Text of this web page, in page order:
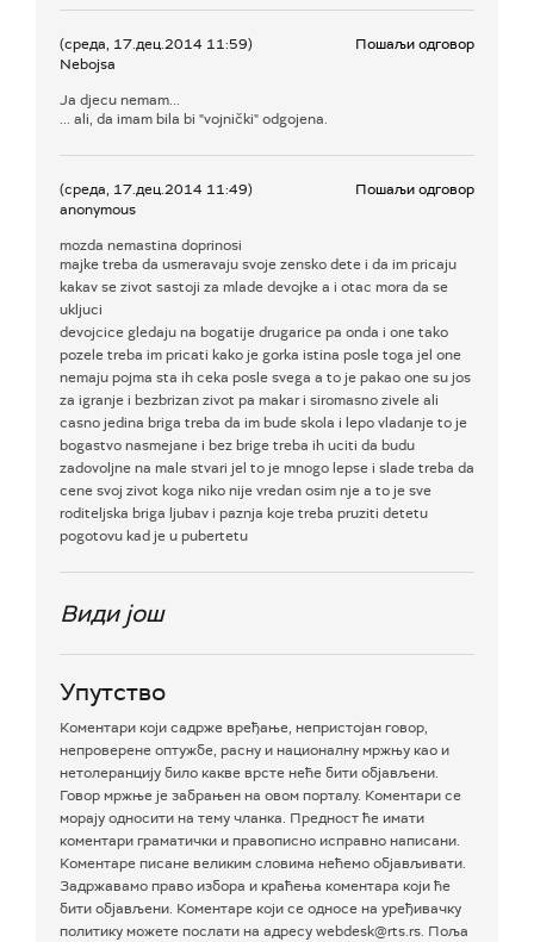
(среда, 17.дец.2014 11:59)
Nebojsa
Пошаљи одговор
Ja djecu nemam...
... ali, da imam bila bi "vojnički" odgojena.
(среда, 17.дец.2014 11:49)
anonymous
Пошаљи одговор
mozda nemastina doprinosi
majke treba da usmeravaju svoje zensko dete i da im pricaju
kakav se zivot sastoji za mlade devojke a i otac mora da se
ukljuci
devojcice gledaju na bogatije drugarice pa onda i one tako
pozele treba im pricati kako je gorka istina posle toga jel one
nemaju pojma sta ih ceka posle svega a to je pakao one su jos
za igranje i bezbrizan zivot pa makar i siromasno zivele ali
casno jedina briga treba da im bude skola i lepo vladanje to je
bogastvo nasmejane i bez brige treba ih uciti da budu
zadovoljne na male stvari jel to je mnogo lepse i slade treba da
cene svoj zivot koga niko nije vredan osim nje a to je sve
roditeljska briga ljubav i paznja koje treba pruziti detetu
pogotovu kad je u pubertetu
Види још
Упутство
Коментари који садрже вређање, непристојан говор,
непроверене оптужбе, расну и националну мржњу као и
нетолеранцију било какве врсте неће бити објављени.
Говор мржње је забрањен на овом порталу. Коментари се
морају односити на тему чланка. Предност ће имати
коментари граматички и правописно исправно написани.
Коментаре писане великим словима нећемо објављивати.
Задржавамо право избора и краћења коментара који ће
бити објављени. Коментаре који се односе на уређивачку
политику можете послати на адресу webdesk@rts.rs. Поља